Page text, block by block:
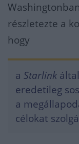
részletezte a
hogy
a Starlink
eredetileg
a
célokat